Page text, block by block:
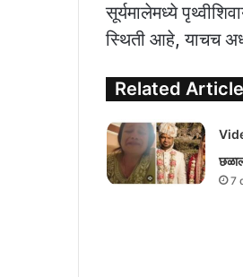
सूर्यमालेमध्ये
स्थिती आहे, याचच
Related
7